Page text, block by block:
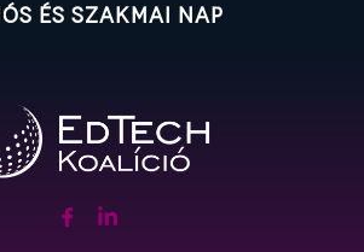
és Szakmai Nap